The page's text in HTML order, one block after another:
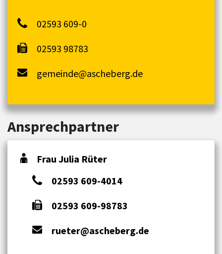
02593 609-0
02593 98783
gemeinde@ascheberg.de
Ansprechpartner
Frau Julia Rüter
02593 609-4014
02593 609-98783
rueter@ascheberg.de